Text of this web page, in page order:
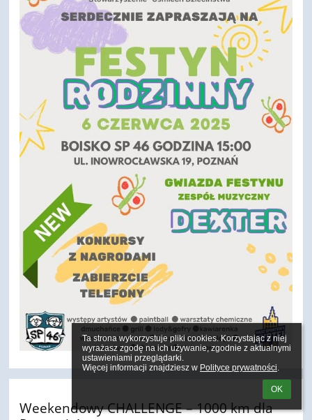
Ta strona wykorzystuje pliki cookies. Korzystając z niej
wyrażasz zgodę na ich używanie, zgodnie z aktualnymi
ustawieniami przeglądarki.
Więcej informacji znajdziesz w Polityce prywatności.
OK
Weekendowy CHALLENGE – 1000 km dla